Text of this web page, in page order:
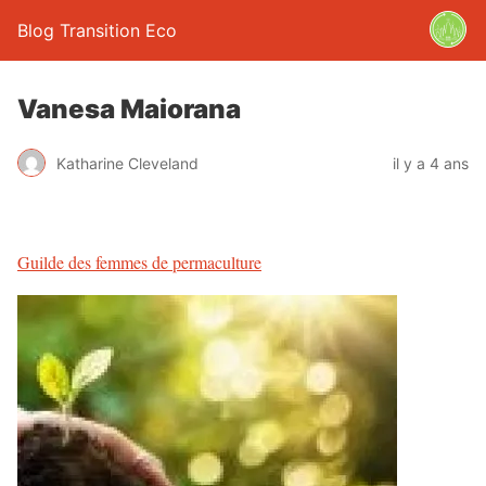
Blog Transition Eco
Vanesa Maiorana
Katharine Cleveland il y a 4 ans
Guilde des femmes de permaculture